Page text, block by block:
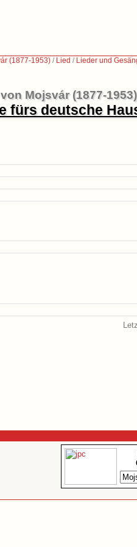
(1877-1953) / Lied / Lieder und
Mojsvár (1877-1953)
fürs deutsche